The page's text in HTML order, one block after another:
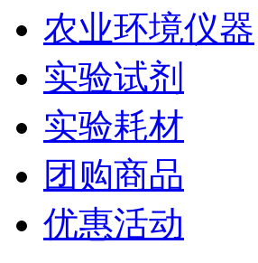
农业环境仪器
实验试剂
实验耗材
团购商品
优惠活动